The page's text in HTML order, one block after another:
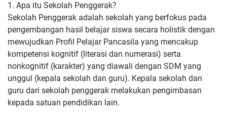
1. Apa itu Sekolah Penggerak?
Sekolah Penggerak adalah sekolah yang berfokus pada
pengembangan hasil belajar siswa secara holistik dengan
mewujudkan Profil Pelajar Pancasila yang mencakup
kompetensi kognitif (literasi dan numerasi) serta
nonkognitif (karakter) yang diawali dengan SDM yang
unggul (kepala sekolah dan guru). Kepala sekolah dan
guru dari sekolah penggerak melakukan pengimbasan
kepada satuan pendidikan lain.